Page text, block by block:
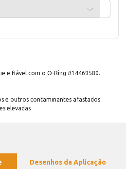
e fiável com o O-Ring #14469580.
e outros contaminantes afastados
elevadas
Desenhos da Aplicação